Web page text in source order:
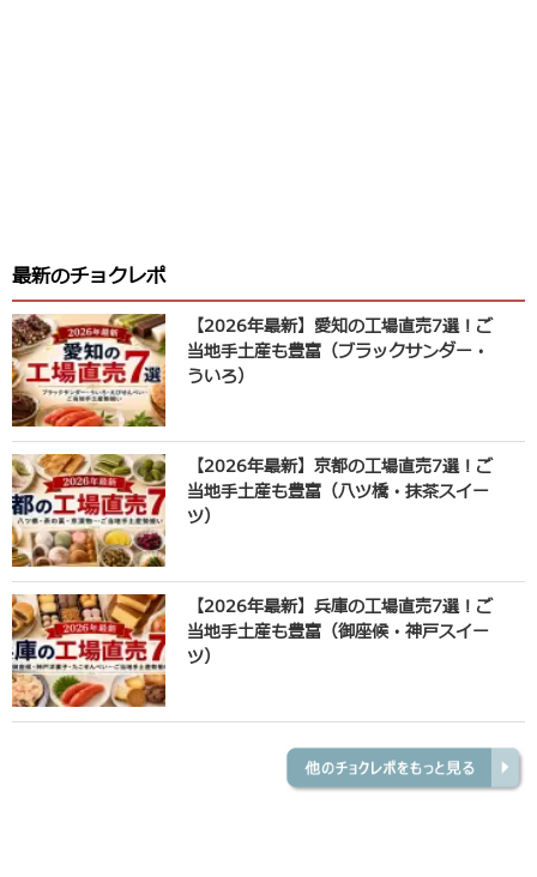
最新のチョクレポ
【2026年最新】愛知の工場直売7選！ご
当地手土産も豊富（ブラックサンダー・
ういろ）
【2026年最新】京都の工場直売7選！ご
当地手土産も豊富（八ツ橋・抹茶スイー
ツ）
【2026年最新】兵庫の工場直売7選！ご
当地手土産も豊富（御座候・神戸スイー
ツ）